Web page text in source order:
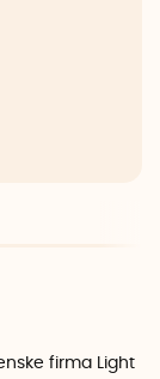
firma Light